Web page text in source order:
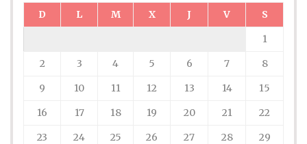
D L M X J V
S
1
2
3 4 5 6 7
8
9
10 11 12 13 14
15
16
17 18 19 20 21
22
23
24 25 26 27 28
29